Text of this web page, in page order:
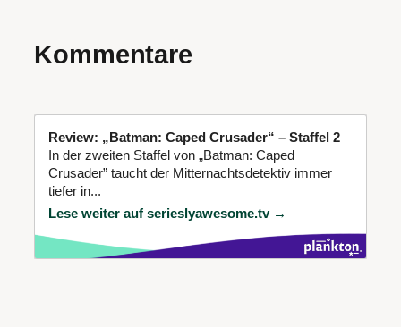
Kommentare
Review: „Batman: Caped Crusader“ – Staffel 2
In der zweiten Staffel von „Batman: Caped
Crusader” taucht der Mitternachtsdetektiv immer
tiefer in...
Lese weiter auf serieslyawesome.tv →